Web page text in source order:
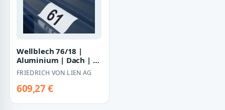
Wellblech 76/18 |
Aluminium | Dach | 6
Stück | 4,10 m Länge |
Anthrazi…
FRIEDRICH VON LIEN AG
609,27 €